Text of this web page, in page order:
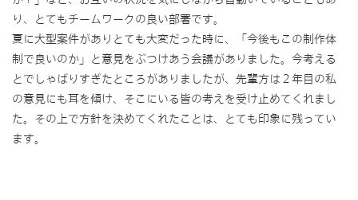
り、とてもチームワークの良い部署です。
夏に大型案件がありとても大変だった時に、「今後もこの制作体
制で良いのか」と意見をぶつけあう会議がありました。今考える
とでしゃばりすぎたところがありましたが、先輩方は２年目の私
の意見にも耳を傾け、そこにいる皆の考えを受け止めてくれまし
た。その上で方針を決めてくれたことは、とても印象に残ってい
ます。